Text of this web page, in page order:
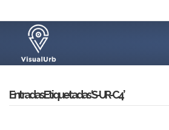
Entradas Etiquetadas ‘S-UR-C4’